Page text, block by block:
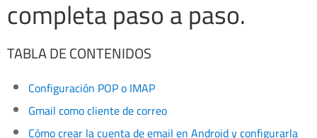
completa paso a paso.
TABLA DE CONTENIDOS
Configuración POP o IMAP
Gmail como cliente de correo
Cómo crear la cuenta de email en Android y configurarla